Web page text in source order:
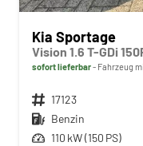
Kia Sportage
sofort lieferbar Fahrzeug
Fahrzeugnr. 17123
Kraftstoff Benzin
Leistung 110 kW (150 PS)